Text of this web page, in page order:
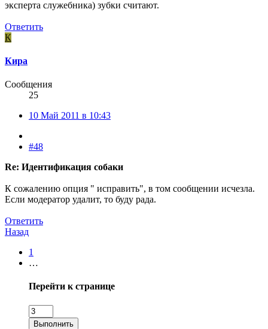
эксперта служебника) зубки считают.
Ответить
К
Кира
Сообщения
25
10 Май 2011 в 10:43
#48
Re: Идентификация собаки
К сожалению опция " исправить", в том сообщении исчезла.
Если модератор удалит, то буду рада.
Ответить
Назад
1
…
Перейти к странице
Выполнить